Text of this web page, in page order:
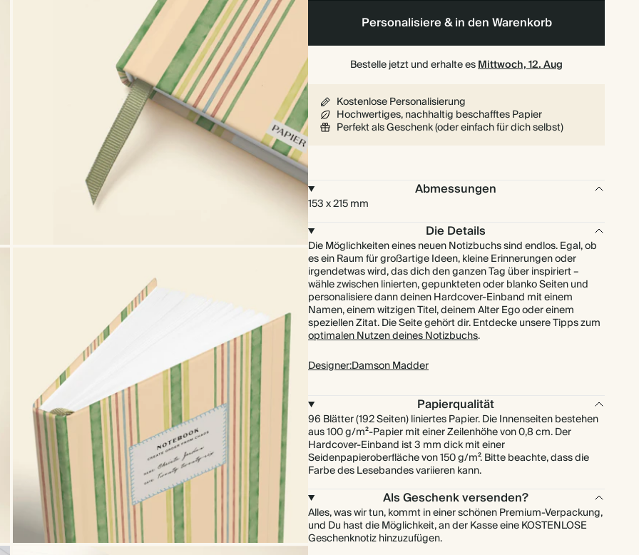
Personalisiere & in den Warenkorb
Bestelle jetzt und erhalte esMittwoch, 12. Aug
Kostenlose Personalisierung
Hochwertiges, nachhaltig beschafftes Papier
Perfekt als Geschenk (oder einfach für dich selbst)
Abmessungen
153 x 215 mm
Die Details
Die Möglichkeiten eines neuen Notizbuchs sind endlos. Egal, ob
es ein Raum für großartige Ideen, kleine Erinnerungen oder
irgendetwas wird, das dich den ganzen Tag über inspiriert –
wähle zwischen linierten, gepunkteten oder blanko Seiten und
personalisiere dann deinen Hardcover-Einband mit einem
Namen, einem witzigen Titel, deinem Alter Ego oder einem
speziellen Zitat. Die Seite gehört dir. Entdecke unsere Tipps zum
optimalen Nutzen deines Notizbuchs.
Designer:Damson Madder
Papierqualität
96 Blätter (192 Seiten) liniertes Papier. Die Innenseiten bestehen
aus 100 g/m²-Papier mit einer Zeilenhöhe von 0,8 cm. Der
Hardcover-Einband ist 3 mm dick mit einer
Seidenpapieroberfläche von 150 g/m². Bitte beachte, dass die
Farbe des Lesebandes variieren kann.
Als Geschenk versenden?
Alles, was wir tun, kommt in einer schönen Premium-Verpackung,
und Du hast die Möglichkeit, an der Kasse eine KOSTENLOSE
Geschenknotiz hinzuzufügen.